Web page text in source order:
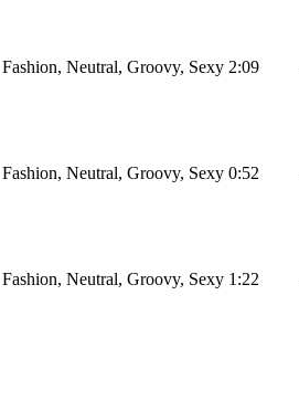
Neutral, Groovy, Sexy 2:09
Neutral, Groovy, Sexy 0:52
Neutral, Groovy, Sexy 1:22